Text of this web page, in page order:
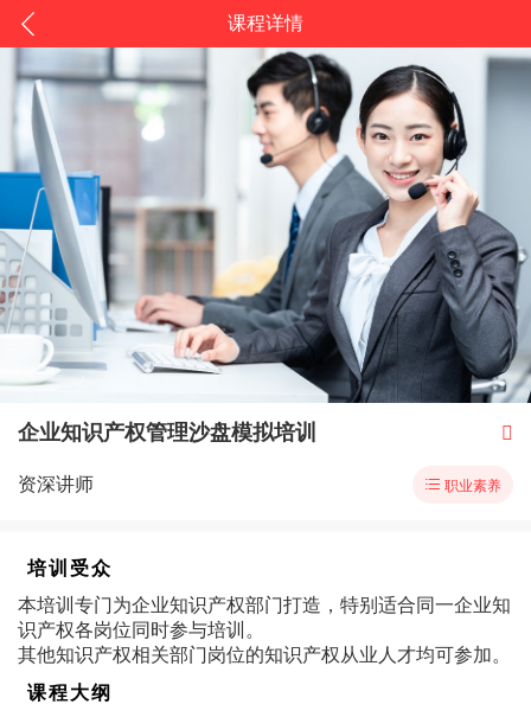
课程详情
企业知识产权管理沙盘模拟培训 
资深讲师  职业素养
培训受众
本培训专门为企业知识产权部门打造，特别适合同一企业知
识产权各岗位同时参与培训。
其他知识产权相关部门岗位的知识产权从业人才均可参加。
课程大纲